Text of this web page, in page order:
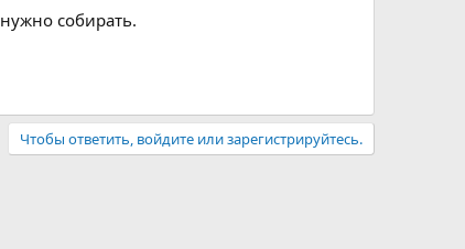
собирать.
Чтобы ответить, войдите или зарегистрируйтесь.